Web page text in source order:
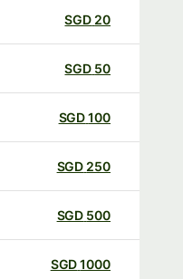
20
SGD
50
SGD
100
SGD
250
SGD
500
SGD
1000
SGD